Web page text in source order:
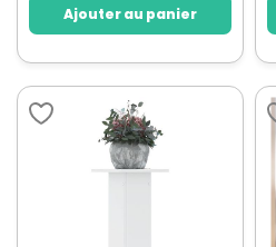
Ajouter au panier